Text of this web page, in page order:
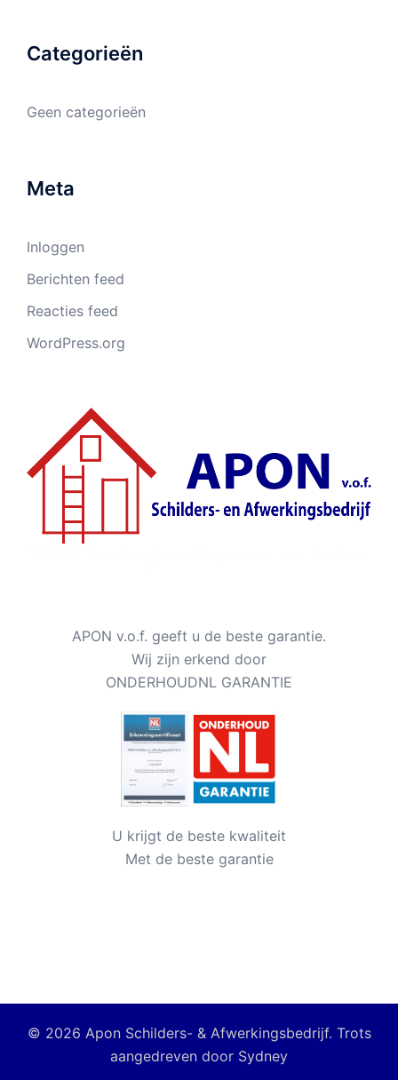
Categorieën
Geen categorieën
Meta
Inloggen
Berichten feed
Reacties feed
WordPress.org
APON v.o.f. geeft u de beste garantie.
Wij zijn erkend door
ONDERHOUDNL GARANTIE
U krijgt de beste kwaliteit
Met de beste garantie
© 2026 Apon Schilders- & Afwerkingsbedrijf. Trots
aangedreven door Sydney